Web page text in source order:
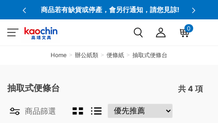
商品若有缺貨或停產，會另行通知，請您見諒!
0
Home 辦公紙類 便條紙 抽取式便條台
抽取式便條台 共 4 項
商品篩選